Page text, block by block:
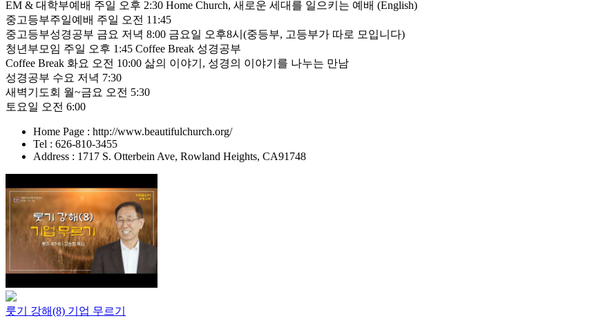
EM & 대학부예배 주일 오후 2:30 Home Church, 새로운 세대를 일으키는 예배 (English)
중고등부주일예배 주일 오전 11:45
중고등부성경공부 금요 저녁 8:00 금요일 오후8시(중등부, 고등부가 따로 모입니다)
청년부모임 주일 오후 1:45 Coffee Break 성경공부
Coffee Break 화요 오전 10:00 삶의 이야기, 성경의 이야기를 나누는 만남
성경공부 수요 저녁 7:30
새벽기도회 월~금요 오전 5:30
토요일 오전 6:00
Home Page : http://www.beautifulchurch.org/
Tel : 626-810-3455
Address : 1717 S. Otterbein Ave, Rowland Heights, CA91748
룻기 강해(8) 기업 무르기